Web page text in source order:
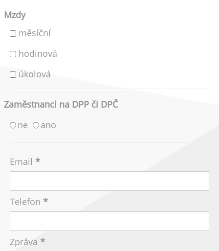
Mzdy
měsíční
hodinová
úkolová
Zaměstnanci na DPP či DPČ
ne
ano
Email
Telefon
Zpráva